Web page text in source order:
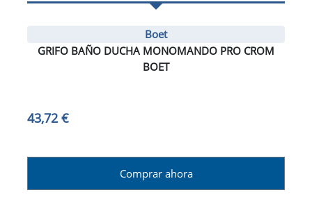
Boet
GRIFO BAÑO DUCHA MONOMANDO PRO CROM
BOET
43,72 €
Comprar ahora